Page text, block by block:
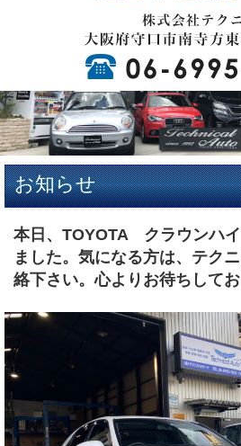
お知らせ
本日、TOYOTA クラウンハ
ました。気になる方は、テク
絡下さい。心よりお待ちしてお